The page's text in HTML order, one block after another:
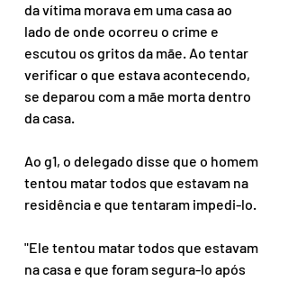
da vítima morava em uma casa ao
lado de onde ocorreu o crime e
escutou os gritos da mãe. Ao tentar
verificar o que estava acontecendo,
se deparou com a mãe morta dentro
da casa.
Ao g1, o delegado disse que o homem
tentou matar todos que estavam na
residência e que tentaram impedi-lo.
"Ele tentou matar todos que estavam
na casa e que foram segura-lo após